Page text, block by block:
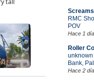
RMC
POV
Hace 1 día
Roller
unknown
Bank,
Hace 2